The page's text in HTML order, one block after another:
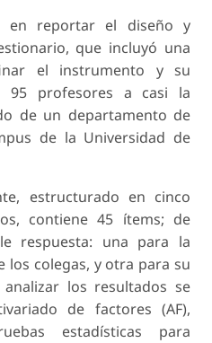
en reportar el diseño y
que incluyó una
el instrumento y su
95 profesores a casi la
de un departamento de
de la Universidad de
estructurado en cinco
contiene 45 ítems; de
respuesta: una para la
los colegas, y otra para su
los resultados se
de factores (AF),
estadísticas para